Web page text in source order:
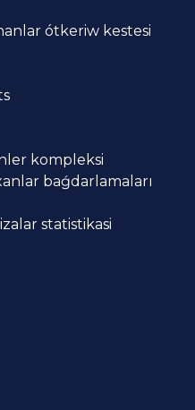
ótkeriw kestesi
kompleksi
baǵdarlamaları
statistikasi